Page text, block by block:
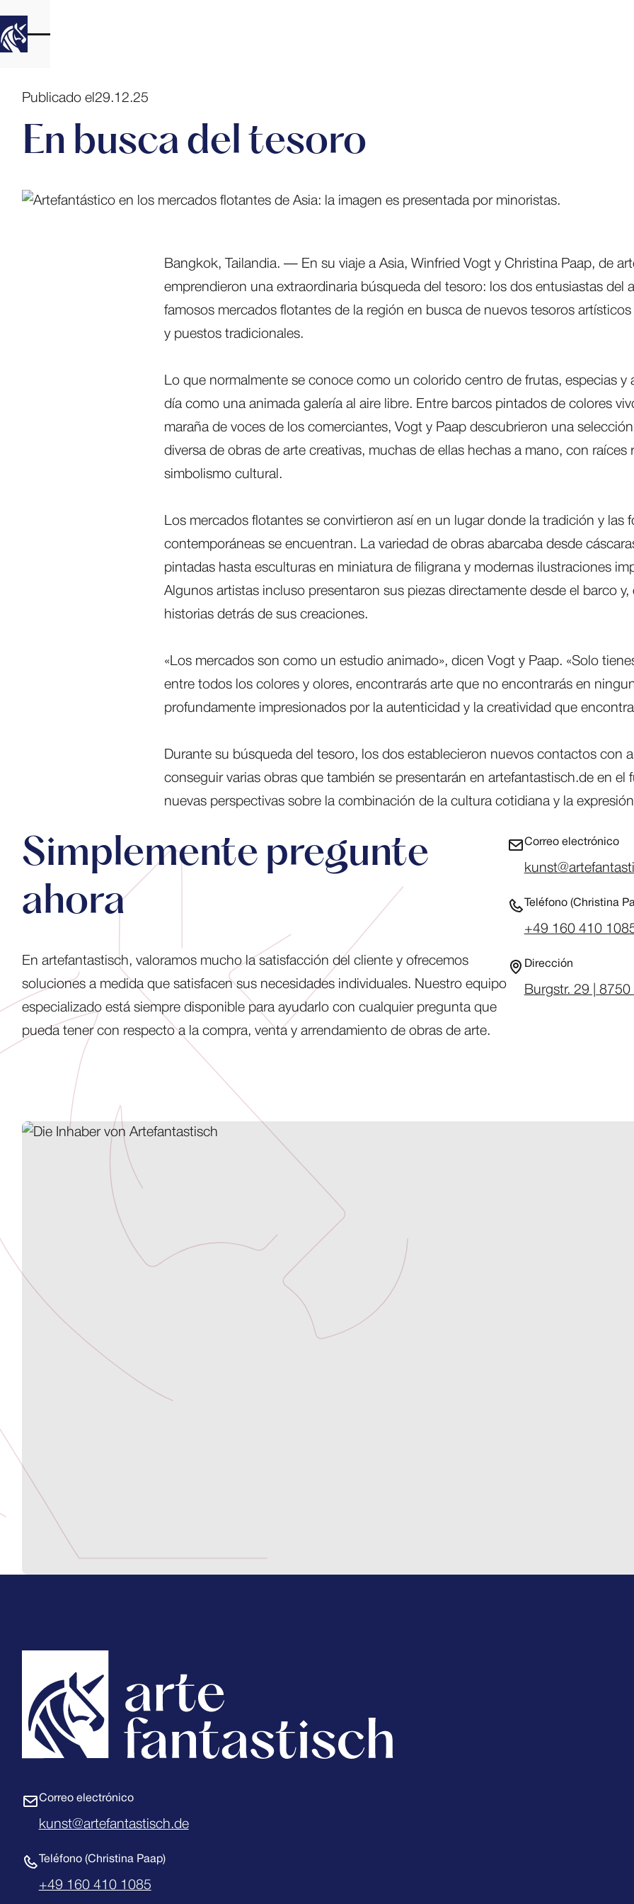
Publicado el 29.12.25
En busca del tesoro
Bangkok, Tailandia. — En su viaje a Asia, Winfried Vogt y Christina Paap, de
emprendieron una extraordinaria búsqueda del tesoro: los dos entusiastas del
famosos mercados flotantes de la región en busca de nuevos tesoros
y puestos tradicionales.
Lo que normalmente se conoce como un colorido centro de frutas, especias y
día como una animada galería al aire libre. Entre barcos pintados de colores
maraña de voces de los comerciantes, Vogt y Paap descubrieron una
diversa de obras de arte creativas, muchas de ellas hechas a mano, con raíces
simbolismo cultural.
Los mercados flotantes se convirtieron así en un lugar donde la tradición y las
contemporáneas se encuentran. La variedad de obras abarcaba desde
pintadas hasta esculturas en miniatura de filigrana y modernas ilustraciones
Algunos artistas incluso presentaron sus piezas directamente desde el barco
historias detrás de sus creaciones.
«Los mercados son como un estudio animado», dicen Vogt y Paap. «Solo
entre todos los colores y olores, encontrarás arte que no encontrarás en
profundamente impresionados por la autenticidad y la creatividad que
Durante su búsqueda del tesoro, los dos establecieron nuevos contactos con
conseguir varias obras que también se presentarán en artefantastisch.de en el
nuevas perspectivas sobre la combinación de la cultura cotidiana y la
Simplemente pregunte
ahora
En artefantastisch, valoramos mucho la satisfacción del cliente y ofrecemos
soluciones a medida que satisfacen sus necesidades individuales. Nuestro equipo
especializado está siempre disponible para ayudarlo con cualquier pregunta que
pueda tener con respecto a la compra, venta y arrendamiento de obras de arte.
Correo electrónico
Teléfono (Christina
+49 160 410
Dirección
Burgstr. 29 | 8750
Correo electrónico
kunst@artefantastisch.de
Teléfono (Christina Paap)
+49 160 410 1085